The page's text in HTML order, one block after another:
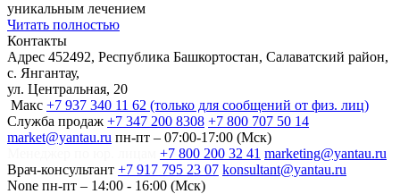
уникальным лечением
Читать полностью
Контакты
Адрес 452492, Республика Башкортостан, Салаватский район,
с. Янгантау,
ул. Центральная, 20
Макс +7 937 340 11 62 (только для сообщений от физ. лиц)
Служба продаж +7 347 200 8308 +7 800 707 50 14
market@yantau.ru пн-пт – 07:00-17:00 (Мск)
+7 800 200 32 41 marketing@yantau.ru
Врач-консультант +7 917 795 23 07 konsultant@yantau.ru
None пн-пт – 14:00 - 16:00 (Мск)